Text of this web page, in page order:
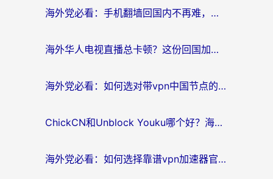
海外党必看：手机翻墙回国内不再难，一篇搞定无缝访问国内资源指南
海外华人电视直播总卡顿？这份回国加速器选择指南帮你无缝看国内资源
海外党必看：如何选对带vpn中国节点的加速器？无缝访问国内资源全攻略
ChickCN和Unblock Youku哪个好？海外党亲测4款热门回国加速器，附避坑指南
海外党必看：如何选择靠谱vpn加速器官网？轻松解决国内APP地区限制